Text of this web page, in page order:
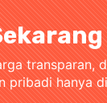
transparan,
pribadi hanya